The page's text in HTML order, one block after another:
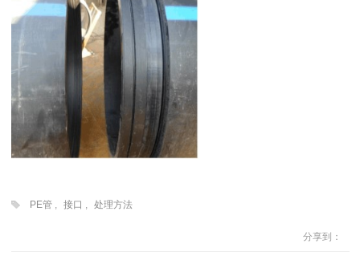
PE管, 接口 , 处理方法
分享到：